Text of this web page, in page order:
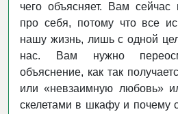
чего объясняет. Вам сейчас
про себя, потому что все
нашу жизнь, лишь с одной
нас. Вам нужно
объяснение, как так
или «невзаимную любовь»
скелетами в шкафу и почему